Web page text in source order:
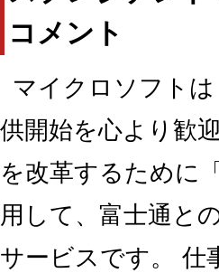
コメント
マイクロソフト
供開始を心より歓
を改革するために
用して、富士通と
サービスです。 仕